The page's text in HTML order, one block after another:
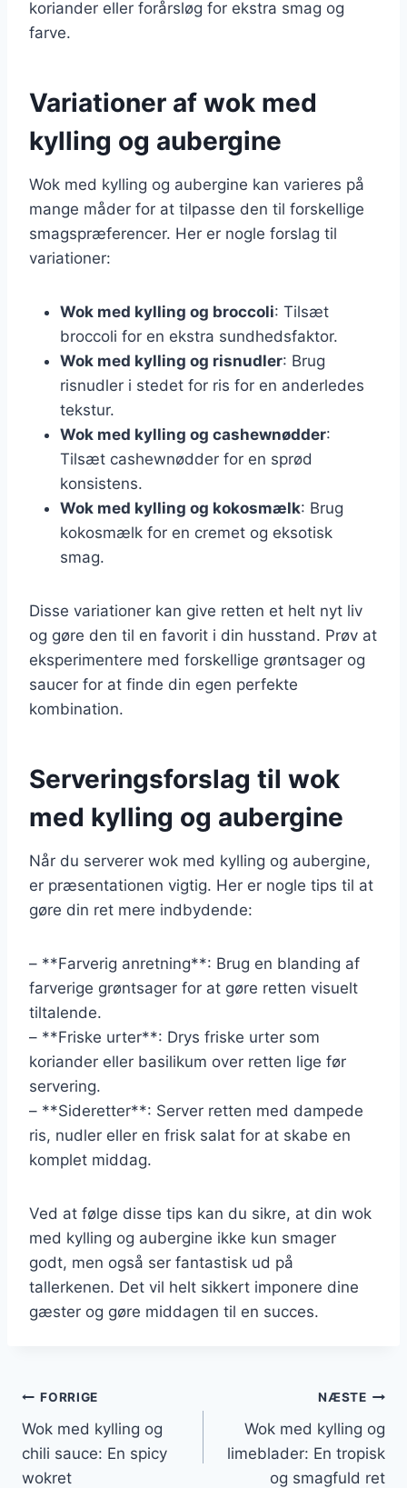
koriander eller forårsløg for ekstra smag og
farve.
Variationer af wok med
kylling og aubergine
Wok med kylling og aubergine kan varieres på
mange måder for at tilpasse den til forskellige
smagspræferencer. Her er nogle forslag til
variationer:
Wok med kylling og broccoli: Tilsæt
broccoli for en ekstra sundhedsfaktor.
Wok med kylling og risnudler: Brug
risnudler i stedet for ris for en anderledes
tekstur.
Wok med kylling og cashewnødder:
Tilsæt cashewnødder for en sprød
konsistens.
Wok med kylling og kokosmælk: Brug
kokosmælk for en cremet og eksotisk
smag.
Disse variationer kan give retten et helt nyt liv
og gøre den til en favorit i din husstand. Prøv at
eksperimentere med forskellige grøntsager og
saucer for at finde din egen perfekte
kombination.
Serveringsforslag til wok
med kylling og aubergine
Når du serverer wok med kylling og aubergine,
er præsentationen vigtig. Her er nogle tips til at
gøre din ret mere indbydende:
– **Farverig anretning**: Brug en blanding af
farverige grøntsager for at gøre retten visuelt
tiltalende.
– **Friske urter**: Drys friske urter som
koriander eller basilikum over retten lige før
servering.
– **Sideretter**: Server retten med dampede
ris, nudler eller en frisk salat for at skabe en
komplet middag.
Ved at følge disse tips kan du sikre, at din wok
med kylling og aubergine ikke kun smager
godt, men også ser fantastisk ud på
tallerkenen. Det vil helt sikkert imponere dine
gæster og gøre middagen til en succes.
Indlægsnavigation
FORRIGE
Wok med kylling og
chili sauce: En spicy
wokret
NÆSTE
Wok med kylling og
limeblader: En tropisk
og smagfuld ret